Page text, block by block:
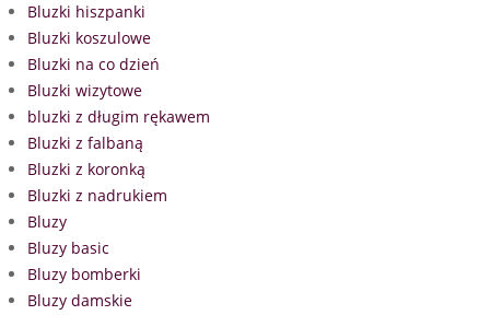
Bluzki hiszpanki
Bluzki koszulowe
Bluzki na co dzień
Bluzki wizytowe
bluzki z długim rękawem
Bluzki z falbaną
Bluzki z koronką
Bluzki z nadrukiem
Bluzy
Bluzy basic
Bluzy bomberki
Bluzy damskie